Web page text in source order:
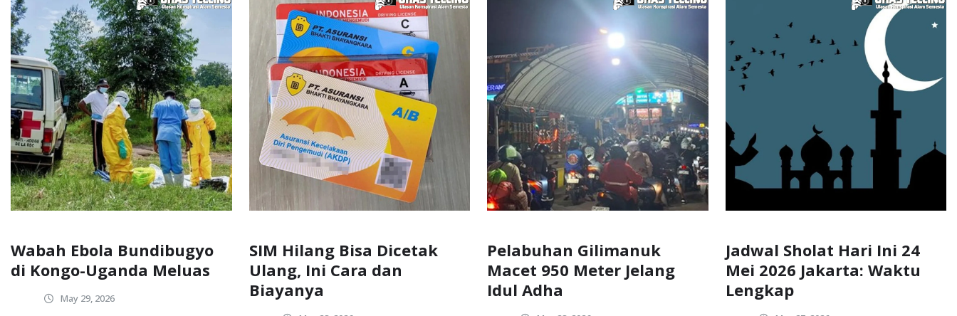
Wabah Ebola Bundibugyo
di Kongo-Uganda Meluas
May 29, 2026
SIM Hilang Bisa Dicetak
Ulang, Ini Cara dan
Biayanya
Pelabuhan Gilimanuk
Macet 950 Meter Jelang
Idul Adha
Jadwal Sholat Hari Ini 24
Mei 2026 Jakarta: Waktu
Lengkap